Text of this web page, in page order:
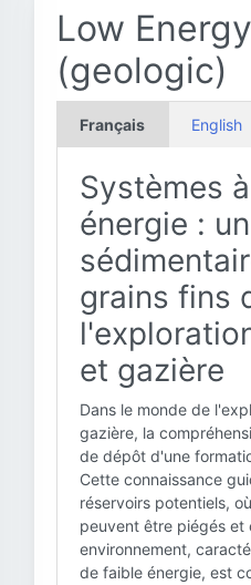
Low
(geologic)
Français English
Systèmes
énergie :
grains fins
et gazière
Dans le monde de
gazière, la
de dépôt d'une
Cette connaissance
réservoirs potentiels,
peuvent être piégés et
environnement,
de faible énergie, est